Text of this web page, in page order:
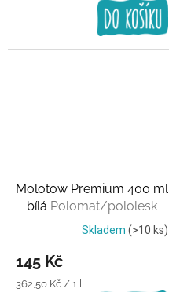
Molotow Premium 400 ml
bílá Polomat/pololesk
Skladem (>10 ks)
145 Kč
Měrná
362,50 Kč / 1 l